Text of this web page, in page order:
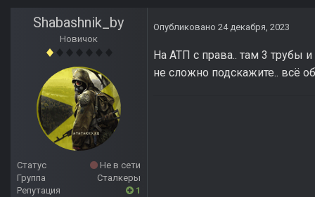
Shabashnik_by
Новичок
Статус
Не в сети
Группа
Сталкеры
Репутация
1
Опубликовано 24 декабря, 2023
На АТП с права.. там 3 трубы
не сложно подскажите.. всё